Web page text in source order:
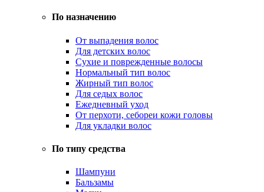
По назначению
От выпадения волос
Для детских волос
Сухие и поврежденные волосы
Нормальный тип волос
Жирный тип волос
Для седых волос
Ежедневный уход
От перхоти, себореи кожи головы
Для укладки волос
По типу средства
Шампуни
Бальзамы